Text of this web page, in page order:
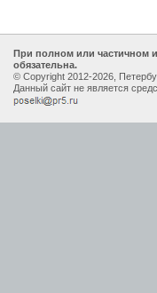
При полном или частичном
обязательна.
© Copyright 2012-2026,
Данный сайт не является